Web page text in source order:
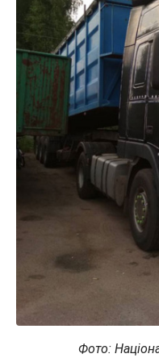
Фото: